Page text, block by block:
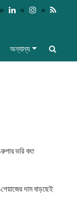
অন্যান্য
ভরি কত
দাম বাড়ছেই